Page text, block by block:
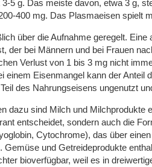
5 g. Das meiste davon, etwa 3 g,
400 mg. Das Plasmaeisen spielt
über die Aufnahme geregelt.
der bei Männern und bei Frauen
Verlust von 1 bis 3 mg nicht
einem Eisenmangel kann der
des Nahrungseisens ungenutzt
dazu sind Milch und Milchprodukte
entscheidet, sondern auch die
Cytochrome), das über
und Getreideprodukte
bioverfügbar, weil es in